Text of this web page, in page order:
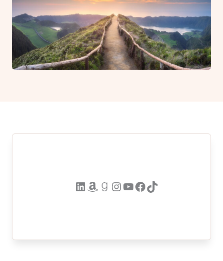
LinkedIn
Amazon
Goodreads
Instagram
YouTube
Facebook
TikTok